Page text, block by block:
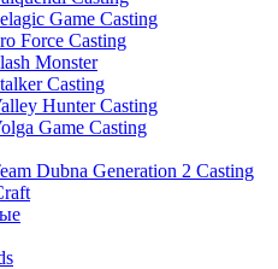
Game Casting
Force Casting
Monster
Casting
Hunter Casting
Game Casting
Dubna Generation 2 Casting